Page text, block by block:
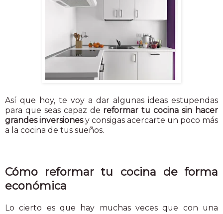
Así que hoy, te voy a dar algunas ideas estupendas
para que seas capaz de reformar tu cocina sin hacer
grandes inversionesy consigas acercarte un poco más
a la cocina de tus sueños.
Cómo reformar tu cocina de forma
económica
Lo cierto es que hay muchas veces que con una